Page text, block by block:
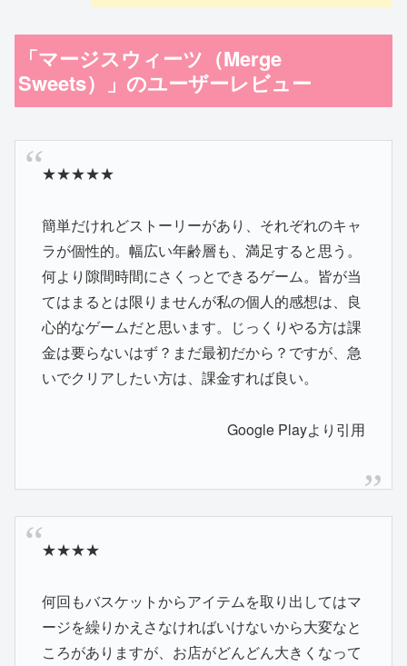
「マージスウィーツ（Merge
Sweets）」のユーザーレビュー
★★★★★
簡単だけれどストーリーがあり、それぞれのキャ
ラが個性的。幅広い年齢層も、満足すると思う。
何より隙間時間にさくっとできるゲーム。皆が当
てはまるとは限りませんが私の個人的感想は、良
心的なゲームだと思います。じっくりやる方は課
金は要らないはず？まだ最初だから？ですが、急
いでクリアしたい方は、課金すれば良い。
Google Playより引用
★★★★
何回もバスケットからアイテムを取り出してはマ
ージを繰りかえさなければいけないから大変なと
ころがありますが、お店がどんどん大きくなって